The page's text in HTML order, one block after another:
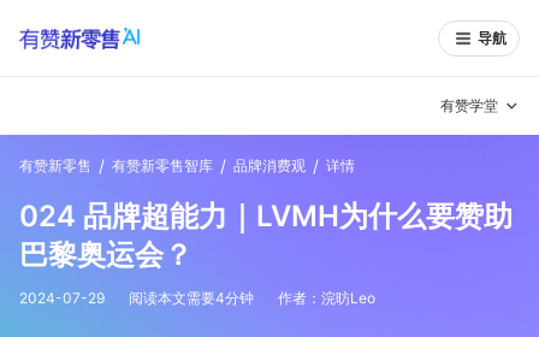
导航
有赞学堂
私域日历
有赞说案例拆解 有赞专家说
有赞新零售 / 有赞新零售智库 / 品牌消费观 / 详情
024 品牌超能力｜LVMH为什么要赞助
巴黎奥运会？
2024-07-29 阅读本文需要4分钟 作者： 浣昉Leo